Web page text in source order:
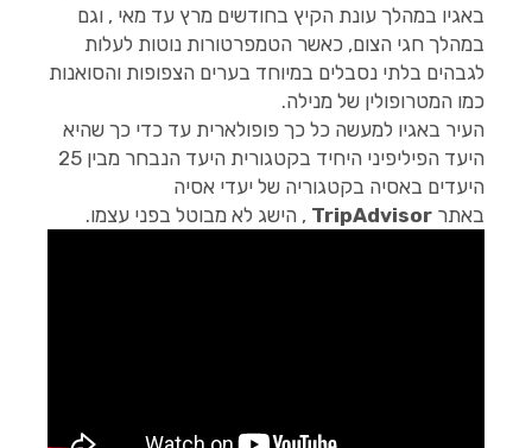
באגיו במהלך עונת הקיץ בחודשים מרץ עד מאי , וגם
במהלך חגי הצום, כאשר הטמפרטורות נוטות לעלות
לגבהים בלתי נסבלים במיוחד בערים הצפופות והסואנות
כמו המטרופולין של מנילה.
העיר באגיו למעשה כל כך פופולארית עד כדי כך שהיא
היעד הפיליפיני היחיד בקטגורית היעד הנבחר מבין 25
היעדים באסיה בקטגוריה של יעדי אסיה
באתר TripAdvisor , הישג לא מבוטל בפני עצמו.